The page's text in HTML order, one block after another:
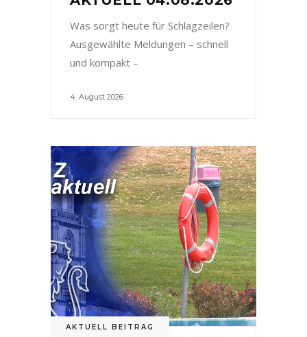
Was sorgt heute für Schlagzeilen?
Ausgewählte Meldungen – schnell
und kompakt –
4. August 2026
AKTUELL BEITRAG